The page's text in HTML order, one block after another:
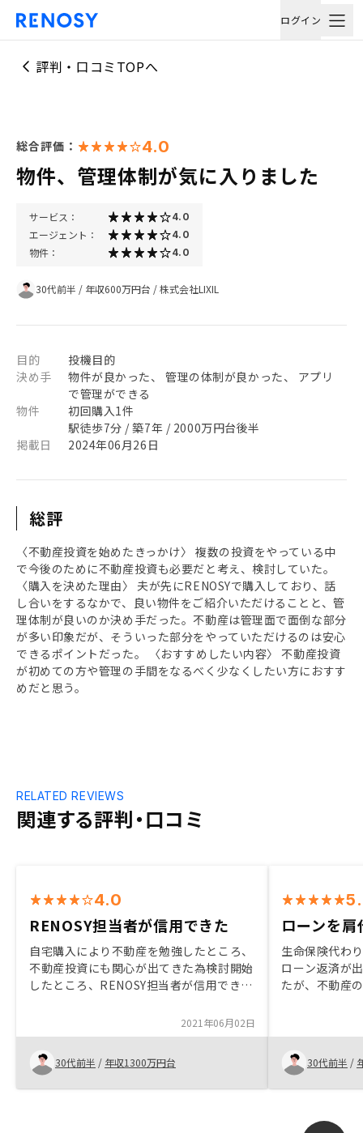
ログイン
評判・口コミTOPへ
総合評価： 4.0
物件、管理体制が気に入りました
サービス： 4.0
エージェント： 4.0
物件： 4.0
30代前半 / 年収600万円台 /株式会社LIXIL
目的
投機目的
決め手
物件が良かった、 管理の体制が良かった、 アプリ
で管理ができる
物件
初回購入1件
駅徒歩7分 / 築7年 / 2000万円台後半
掲載日
2024年06月26日
総評
〈不動産投資を始めたきっかけ〉 複数の投資をやっている中
で今後のために不動産投資も必要だと考え、検討していた。
〈購入を決めた理由〉 夫が先にRENOSYで購入しており、話
し合いをするなかで、良い物件をご紹介いただけることと、管
理体制が良いのか決め手だった。不動産は管理面で面倒な部分
が多い印象だが、そういった部分をやっていただけるのは安心
できるポイントだった。 〈おすすめしたい内容〉 不動産投資
が初めての方や管理の手間をなるべく少なくしたい方におすす
めだと思う。
関連する評判・口コミ
RELATED REVIEWS
4.0
RENOSY担当者が信用できた
自宅購入により不動産を勉強したところ、
不動産投資にも関心が出てきた為検討開始
したところ、RENOSY担当者が信用できた
入れてもらえるとよりわかりやすくなる。
2021年06月02日
30代前半 / 年収1300万円台
ローンを
生命保険代わ
ローン返済が
たが、不動産
駆使した物件
ます。
30代前半 /